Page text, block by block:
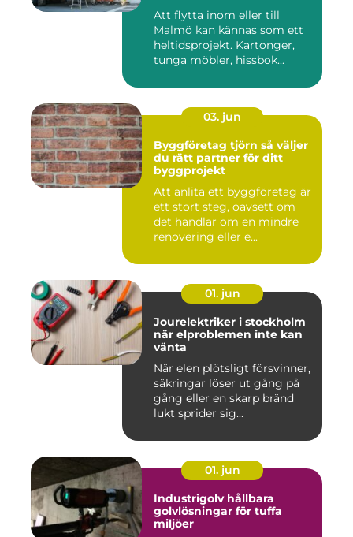
Att flytta inom eller till
Malmö kan kännas som ett
heltidsprojekt. Kartonger,
tunga möbler, hissbok...
03. jun
Byggföretag tjörn så väljer
du rätt partner för ditt
byggprojekt
Att anlita ett byggföretag är
ett stort steg, oavsett om
det handlar om en mindre
renovering eller e...
01. jun
Jourelektriker i stockholm
när elproblemen inte kan
vänta
När elen plötsligt försvinner,
säkringar löser ut gång på
gång eller en skarp bränd
lukt sprider sig...
01. jun
Industrigolv hållbara
golvlösningar för tuffa
miljöer